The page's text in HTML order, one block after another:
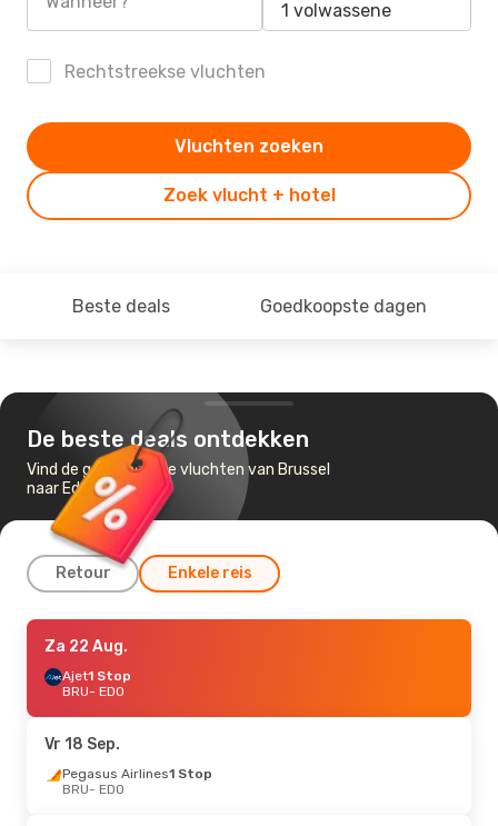
1 volwassene
Rechtstreekse vluchten
Zoek vlucht + hotel
Vluchten zoeken
Beste deals Goedkoopste dagen
De beste deals ontdekken
Vind de goedkoopste vluchten van Brussel
naar Edremit
Retour Enkele reis
Za 5 Sep.- Vr 11 Sep.
Ajet1 Stop
BRU- EDO
EDO- BRU
Zo 23 Aug.- Wo 2 Sep.
Za 22 Aug.
Ajet1 Stop
BRU- EDO
Vr 18 Sep.
Pegasus Airlines1 Stop
BRU- EDO